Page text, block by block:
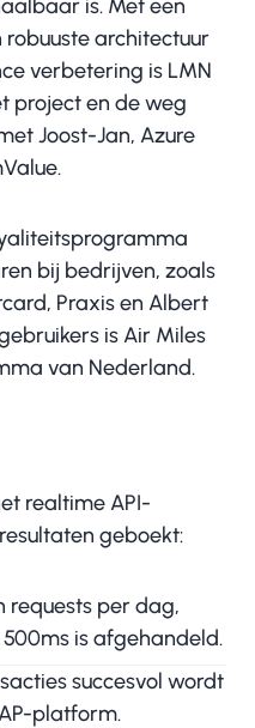
is. Met een
architectuur
verbetering is LMN
project en de weg
Joost-Jan, Azure
bij bedrijven, zoals
Praxis en Albert
is Air Miles
van Nederland.
realtime API-
geboekt:
requests per dag,
is afgehandeld.
succesvol wordt
platform.